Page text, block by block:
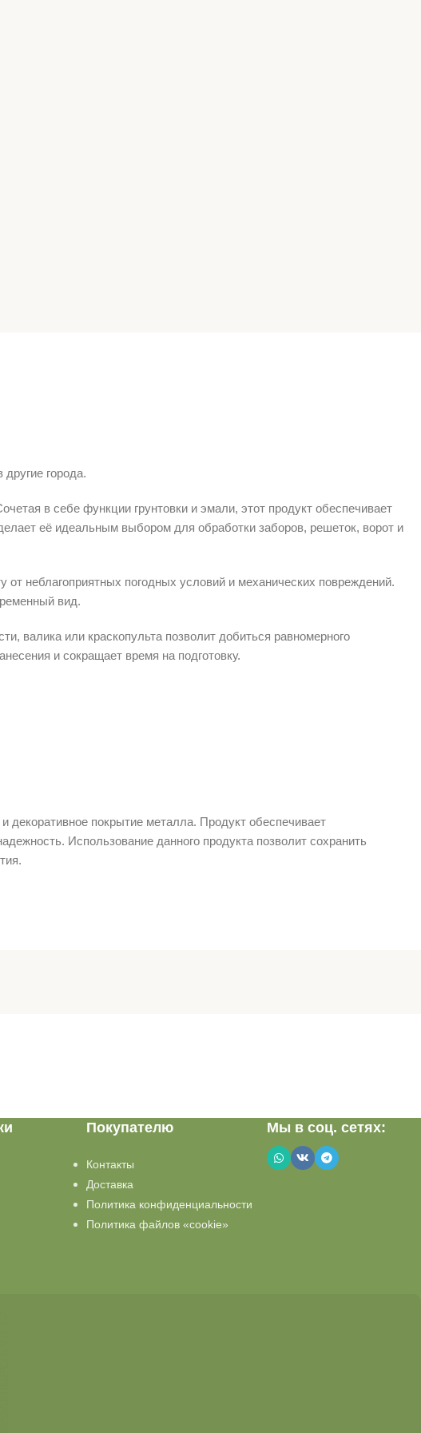
города.
в себе функции грунтовки и эмали, этот продукт обеспечивает
её идеальным выбором для обработки заборов, решеток, ворот и
от неблагоприятных погодных условий и механических повреждений.
вид.
валика или краскопульта позволит добиться равномерного
и сокращает время на подготовку.
декоративное покрытие металла. Продукт обеспечивает
Использование данного продукта позволит сохранить
Покупателю
Контакты
Доставка
Политика конфиденциальности
Политика файлов «cookie»
Мы в соц. сетях: